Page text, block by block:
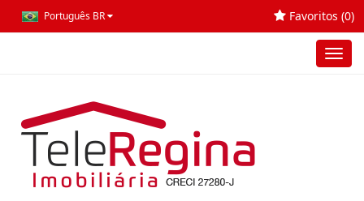
Português BR Favoritos (0)